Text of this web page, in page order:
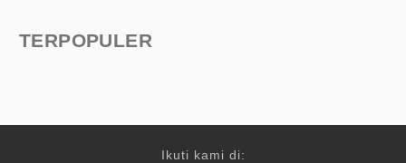
TERPOPULER
Ikuti kami di: